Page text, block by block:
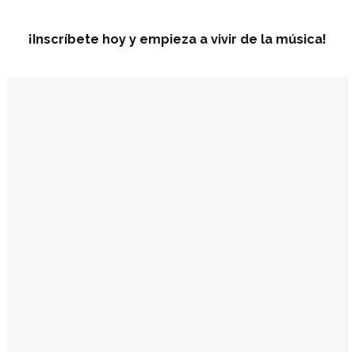
¡Inscríbete hoy y empieza a vivir de la música!